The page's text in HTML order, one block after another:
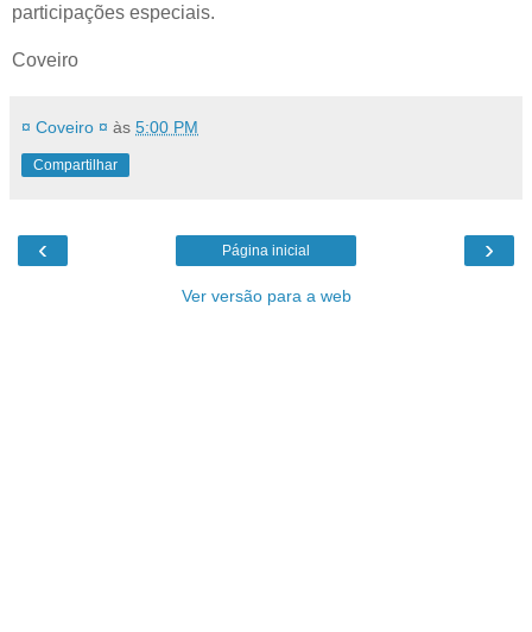
participações especiais.
Coveiro
¤ Coveiro ¤ às 5:00 PM
Compartilhar
‹ ›
Página inicial
Ver versão para a web